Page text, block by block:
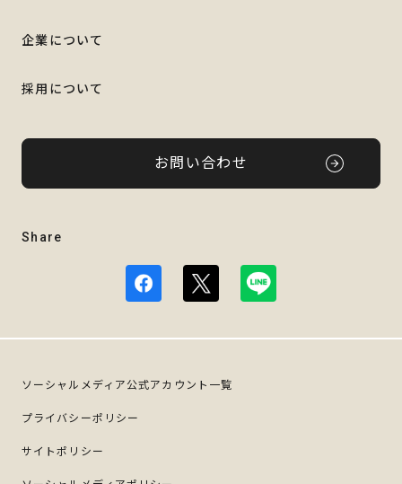
採用について
企業について
お問い合わせ
Share
ソーシャルメディア公式アカウント一覧
プライバシーポリシー
サイトポリシー